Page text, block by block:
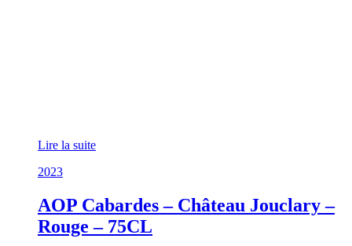
Lire la suite
2023
AOP Cabardes – Château Jouclary –
Rouge – 75CL